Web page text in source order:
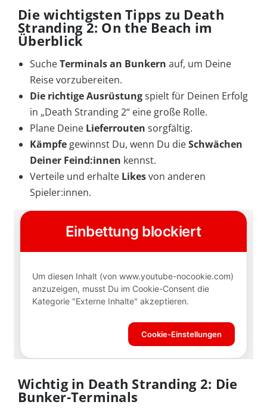
Die wichtigsten Tipps zu Death
Stranding 2: On the Beach im
Überblick
SucheTerminals an Bunkern auf, um Deine
Reise vorzubereiten.
Die richtige Ausrüstungspielt für Deinen Erfolg
in „Death Stranding 2“ eine große Rolle.
Plane Deine Lieferrouten sorgfältig.
Kämpfe gewinnst Du, wenn Du dieSchwächen
Deiner Feind:innen kennst.
Verteile und erhalte Likesvon anderen
Spieler:innen.
Wichtig in Death Stranding 2: Die
Bunker-Terminals